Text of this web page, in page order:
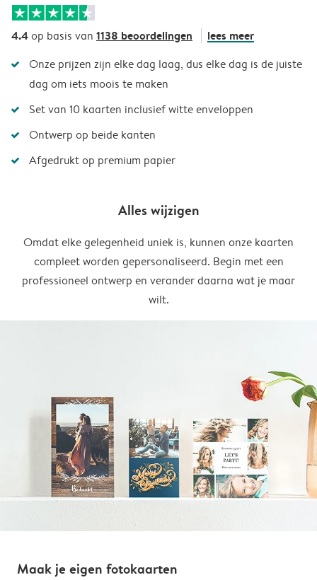
4.4op basis van 1138 beoordelingen lees meer
Onze prijzen zijn elke dag laag, dus elke dag is de juiste
dag om iets moois te maken
Set van 10 kaarten inclusief witte enveloppen
Ontwerp op beide kanten
Afgedrukt op premium papier
Alles wijzigen
Omdat elke gelegenheid uniek is, kunnen onze kaarten
compleet worden gepersonaliseerd. Begin met een
professioneel ontwerp en verander daarna wat je maar
wilt.
Maak je eigen fotokaarten